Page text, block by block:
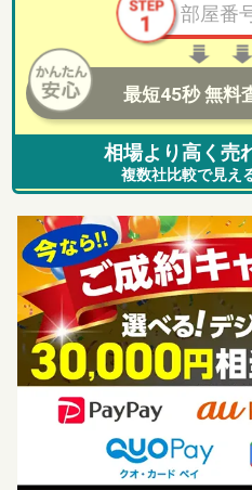
最短45秒 無料
相場より高く売
複数社比較で見え